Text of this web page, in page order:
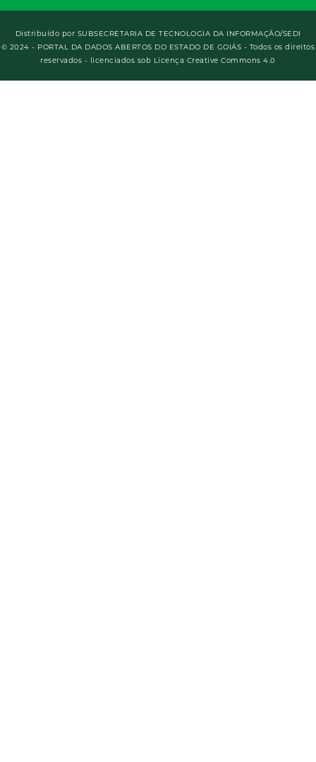
Distribuído por SUBSECRETARIA DE TECNOLOGIA DA INFORMAÇÃO/SEDI
© 2024 - PORTAL DA DADOS ABERTOS DO ESTADO DE GOIÁS - Todos os direitos
reservados - licenciados sob Licença Creative Commons 4.0